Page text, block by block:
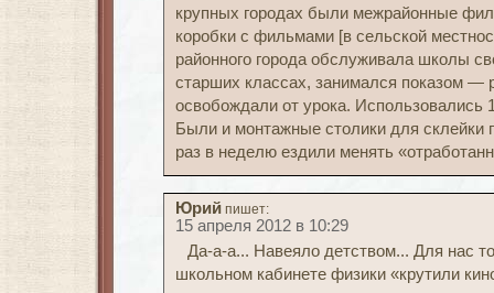
крупных городах были межрайонные
коробки с фильмами [в сельской
районного города обслуживала школы
старших классах, занимался показом —
освобождали от урока. Использовались
Были и монтажные столики для
раз в неделю ездили менять
Юрий пишет:
15 апреля 2012 в 10:29
Да-а-а... Навеяло детством... Для нас
школьном кабинете физики «крутили